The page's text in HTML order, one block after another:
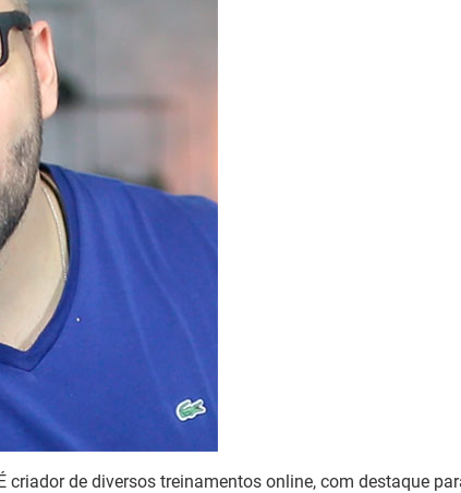
de diversos treinamentos online, com destaque